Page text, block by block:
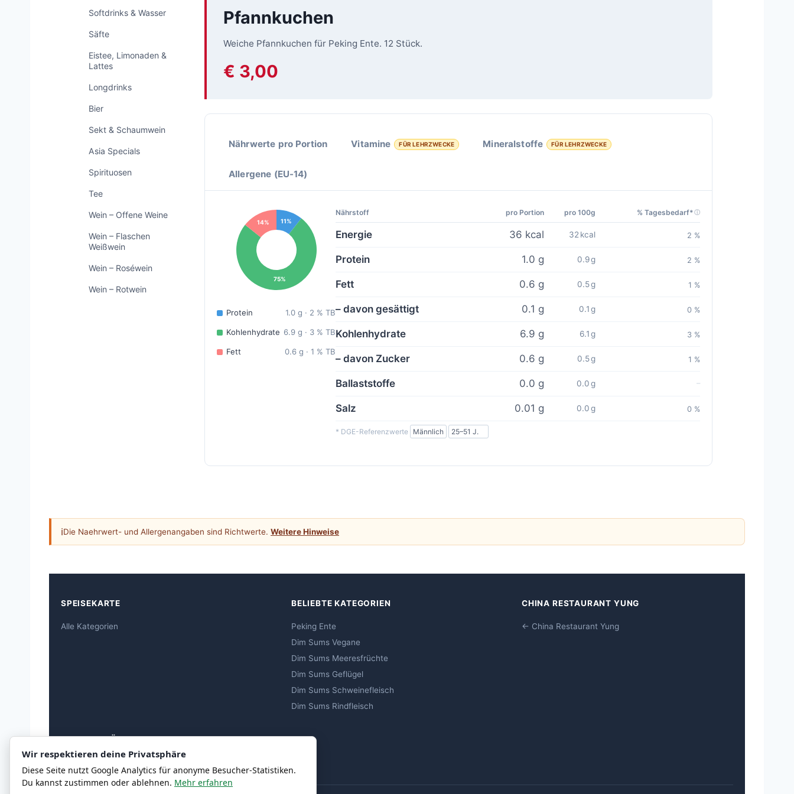
Softdrinks & Wasser
Säfte
Eistee, Limonaden &
Lattes
Longdrinks
Bier
Sekt & Schaumwein
Asia Specials
Spirituosen
Tee
Wein – Offene Weine
Wein – Flaschen
Weißwein
Wein – Roséwein
Wein – Rotwein
Pfannkuchen
Weiche Pfannkuchen für Peking Ente. 12 Stück.
€ 3,00
Nährwerte pro Portion Vitamine FÜR LEHRZWECKE Mineralstoffe FÜR LEHRZWECKE
Allergene (EU-14)
11%
75%
14%
Protein 1.0 g · 2 % TB
Kohlenhydrate 6.9 g · 3 % TB
Fett 0.6 g · 1 % TB
Nährstoff pro Portion pro 100g % Tagesbedarf*
Energie 36 kcal 32 kcal 2 %
Protein 1.0 g 0.9 g 2 %
Fett 0.6 g 0.5 g 1 %
– davon gesättigt 0.1 g 0.1 g 0 %
Kohlenhydrate 6.9 g 6.1 g 3 %
– davon Zucker 0.6 g 0.5 g 1 %
Ballaststoffe 0.0 g 0.0 g –
Salz 0.01 g 0.0 g 0 %
* DGE-Referenzwerte
ℹDie Naehrwert- und Allergenangaben sind Richtwerte. Weitere Hinweise
SPEISEKARTE
Alle Kategorien
BELIEBTE KATEGORIEN
Peking Ente
Dim Sums Vegane
Dim Sums Meeresfrüchte
Dim Sums Geflügel
Dim Sums Schweinefleisch
Dim Sums Rindfleisch
CHINA RESTAURANT YUNG
← China Restaurant Yung
ALLERGEN-ÜBERSICHT
Wir respektieren deine Privatsphäre
Diese Seite nutzt Google Analytics für anonyme Besucher-Statistiken.
Du kannst zustimmen oder ablehnen. Mehr erfahren